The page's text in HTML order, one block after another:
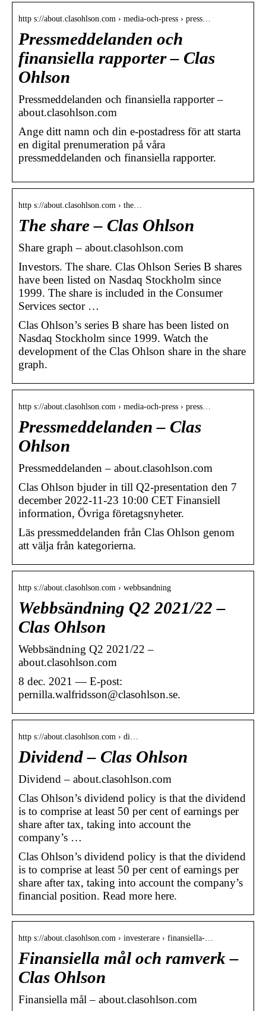
http s://about.clasohlson.com › media-och-press › press…
Pressmeddelanden och
finansiella rapporter – Clas
Ohlson
Pressmeddelanden och finansiella rapporter –
about.clasohlson.com
Ange ditt namn och din e-postadress för att starta
en digital prenumeration på våra
pressmeddelanden och finansiella rapporter.
http s://about.clasohlson.com › the…
The share – Clas Ohlson
Share graph – about.clasohlson.com
Investors. The share. Clas Ohlson Series B shares
have been listed on Nasdaq Stockholm since
1999. The share is included in the Consumer
Services sector …
Clas Ohlson’s series B share has been listed on
Nasdaq Stockholm since 1999. Watch the
development of the Clas Ohlson share in the share
graph.
http s://about.clasohlson.com › media-och-press › press…
Pressmeddelanden – Clas
Ohlson
Pressmeddelanden – about.clasohlson.com
Clas Ohlson bjuder in till Q2-presentation den 7
december 2022-11-23 10:00 CET Finansiell
information, Övriga företagsnyheter.
Läs pressmeddelanden från Clas Ohlson genom
att välja från kategorierna.
http s://about.clasohlson.com › webbsandning
Webbsändning Q2 2021/22 –
Clas Ohlson
Webbsändning Q2 2021/22 –
about.clasohlson.com
8 dec. 2021 — E-post:
pernilla.walfridsson@clasohlson.se.
http s://about.clasohlson.com › di…
Dividend – Clas Ohlson
Dividend – about.clasohlson.com
Clas Ohlson’s dividend policy is that the dividend
is to comprise at least 50 per cent of earnings per
share after tax, taking into account the
company’s …
Clas Ohlson’s dividend policy is that the dividend
is to comprise at least 50 per cent of earnings per
share after tax, taking into account the company’s
financial position. Read more here.
http s://about.clasohlson.com › investerare › finansiella-…
Finansiella mål och ramverk –
Clas Ohlson
Finansiella mål – about.clasohlson.com